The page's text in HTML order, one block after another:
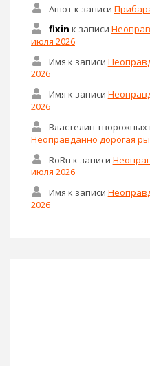
Ашотк записи
fixin к записи
июля 2026
Имя к записи
2026
Имя к записи
2026
Властелин творожных
Неоправданно дорогая
RoRu к записи
июля 2026
Имя к записи
2026